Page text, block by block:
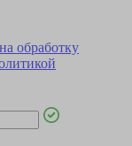
обработку